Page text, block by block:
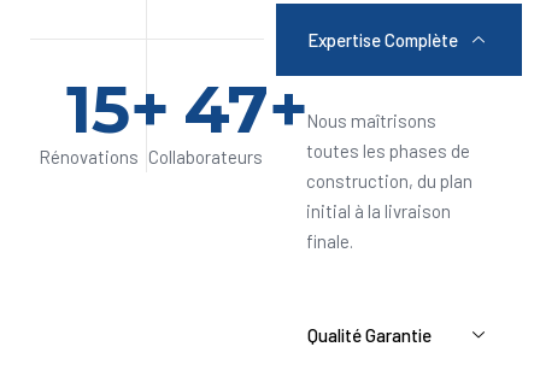
Rénovations
15+
Collaborateurs
47+
Expertise Complète
Nous maîtrisons
toutes les phases de
construction, du plan
initial à la livraison
finale.
Qualité Garantie